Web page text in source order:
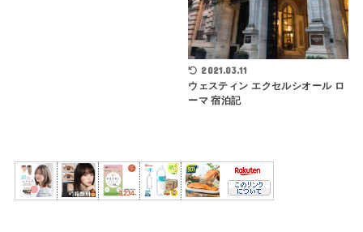
2021.03.11
ウェスティン エクセルシオール ロ
ーマ 宿泊記